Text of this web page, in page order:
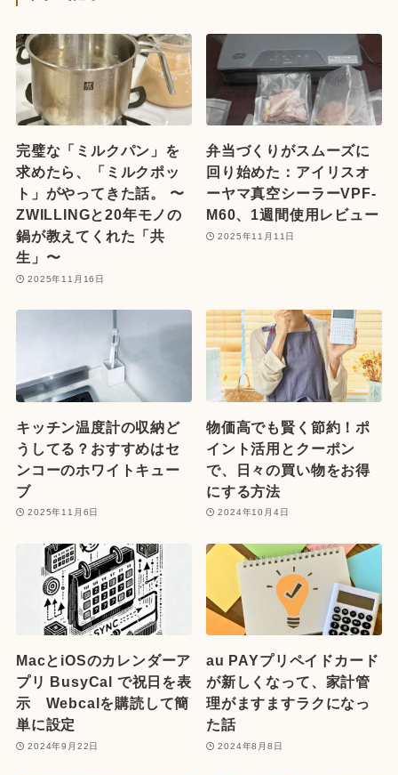
完璧な「ミルクパン」を
求めたら、「ミルクポッ
ト」がやってきた話。 〜
ZWILLINGと20年モノの
鍋が教えてくれた「共
生」〜
2025年11月16日
弁当づくりがスムーズに
回り始めた：アイリスオ
ーヤマ真空シーラーVPF-
M60、1週間使用レビュー
2025年11月11日
キッチン温度計の収納ど
うしてる？おすすめはセ
ンコーのホワイトキュー
ブ
2025年11月6日
物価高でも賢く節約！ポ
イント活用とクーポン
で、日々の買い物をお得
にする方法
2024年10月4日
MacとiOSのカレンダーア
プリ BusyCal で祝日を表
示 Webcalを購読して簡
単に設定
2024年9月22日
au PAYプリペイドカード
が新しくなって、家計管
理がますますラクになっ
た話
2024年8月8日